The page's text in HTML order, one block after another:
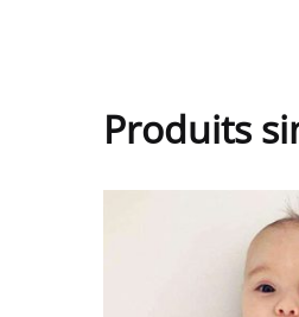
Produits